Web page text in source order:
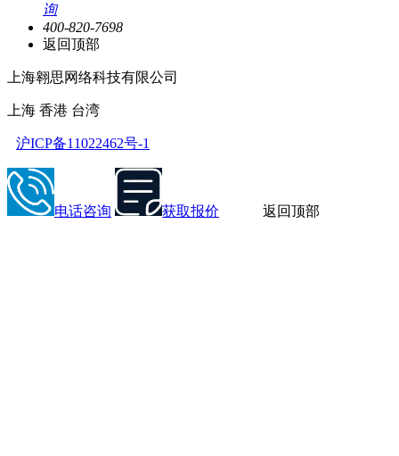
询
400-820-7698
返回顶部
上海翱思网络科技有限公司
上海 香港 台湾
沪ICP备11022462号-1
电话咨询 获取报价 返回顶部